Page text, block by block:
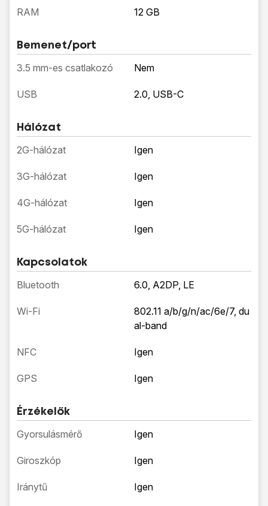
RAM 12 GB
Bemenet/port
3.5 mm-es csatlakozó Nem
USB 2.0, USB-C
Hálózat
2G-hálózat Igen
3G-hálózat Igen
4G-hálózat Igen
5G-hálózat Igen
Kapcsolatok
Bluetooth 6.0, A2DP, LE
Wi-Fi
802.11 a/b/g/n/ac/6e/7, du
al-band
NFC Igen
GPS Igen
Érzékelők
Gyorsulásmérő Igen
Giroszkóp Igen
Iránytű Igen